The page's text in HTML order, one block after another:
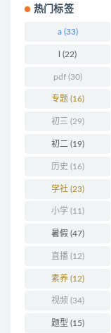
热门标签
a(33)
(22)
pdf(30)
专题(16)
初三 (29)
初二 (19)
历史 (16)
学社(23)
小学(11)
暑假 (47)
直播(12)
素养(12)
视频 (34)
题型 (15)